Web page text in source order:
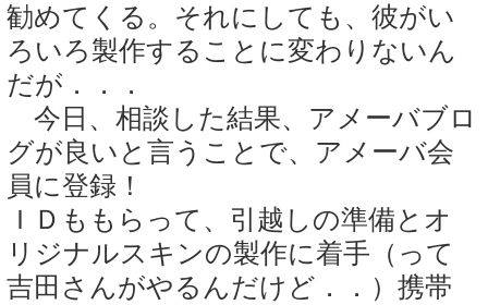
勧めてくる。それにしても、彼がい
ろいろ製作することに変わりないん
だが．．．
今日、相談した結果、アメーバブロ
グが良いと言うことで、アメーバ会
員に登録！
ＩＤももらって、引越しの準備とオ
リジナルスキンの製作に着手（って
吉田さんがやるんだけど．．）携帯